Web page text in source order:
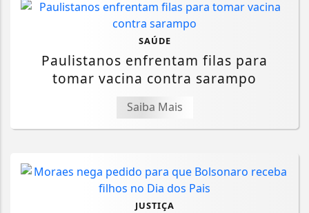
SAÚDE
Paulistanos enfrentam filas para
tomar vacina contra sarampo
Saiba Mais
JUSTIÇA